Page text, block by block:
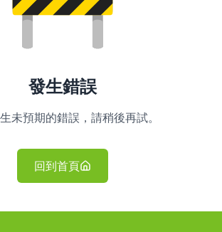
發生錯誤
未預期的錯誤，請稍後再試。
回到首頁